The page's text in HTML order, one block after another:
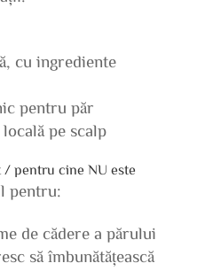
cu ingrediente
pentru păr
pe scalp
pentru cine NU este
pentru:
de cădere a părului
să îmbunătățească